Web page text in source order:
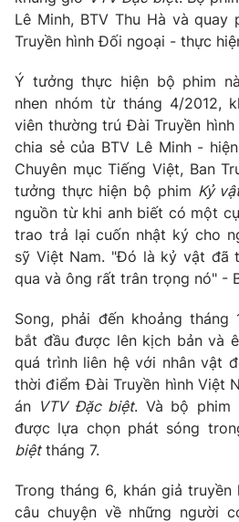
Góc doanh nghiệp
Truyền hình
Phim VTV
Hậu trường
Nhân vật
Khán giả
Giải sao mai
Điện ảnh
Âm nhạc
Sao
Đời sống
Du lịch
Làm đẹp
Chất lượng cuộc sống
Giáo dục
Tuyển sinh
Học trực tuyến
Công nghệ
Hitech Công nghệ tương lai
Thị trường
Tư vấn
Giao lưu trực tuyến
Lịch phát sóng
Chuyên mục khác
Emagazine
Photo
Lê Minh, BTV Thu Hà và
Truyền hình Đối ngoại - thực
Ý tưởng thực hiện bộ phim
nhen nhóm từ tháng 4/2012,
viên thường trú Đài Truyền
chia sẻ của BTV Lê Minh -
Chuyên mục Tiếng Việt, Ban
tưởng thực hiện bộ phim Kỷ
nguồn từ khi anh biết có một
trao trả lại cuốn nhật ký cho
sỹ Việt Nam. "Đó là kỷ vật đã
qua và ông rất trân trọng nó" -
Song, phải đến khoảng tháng
bắt đầu được lên kịch bản và
quá trình liên hệ với nhân vật
thời điểm Đài Truyền hình Việt
án VTV Đặc biệt. Và bộ phim
được lựa chọn phát sóng
biệttháng 7.
Trong tháng 6, khán giả
câu chuyện về những người